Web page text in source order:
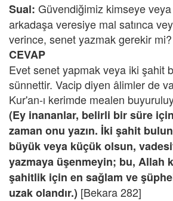
Sual: Güvendiğimiz kimseye veya
arkadaşa veresiye mal satınca
verince, senet yazmak gerekir mi?
CEVAP
Evet senet yapmak veya iki şahit
sünnettir. Vacip diyen âlimler de
Kur'an-ı kerimde mealen
(Ey inananlar, belirli bir süre için
zaman onu yazın. İki şahit
büyük veya küçük olsun,
yazmaya üşenmeyin; bu, Allah
şahitlik için en sağlam ve
uzak olandır.) [Bekara 282]